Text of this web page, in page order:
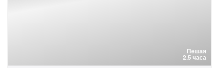
Пешая
2.5 часа